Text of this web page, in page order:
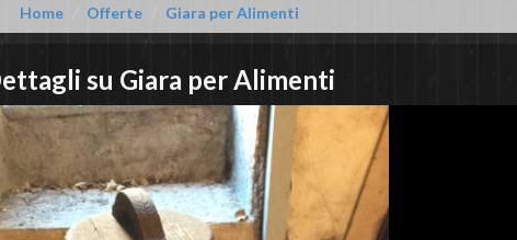
Home Offerte Giara per Alimenti
su Giara per Alimenti